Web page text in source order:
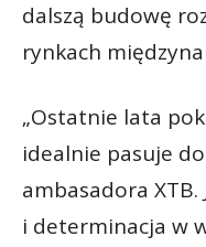
dalszą budowę
rynkach
„Ostatnie lata
idealnie pasuje
ambasadora XTB.
i determinacja w